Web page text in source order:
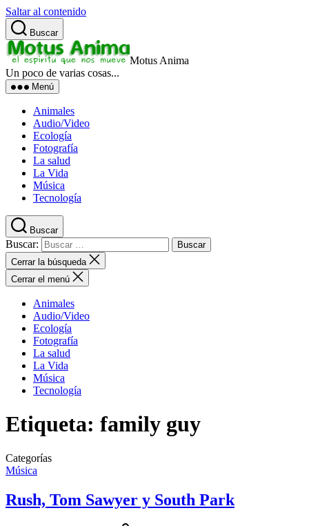
Saltar al contenido
Buscar
Motus Anima
Un poco de varias cosas...
Menú
Animales
Audio/Video
Ecología
Fotografía
La salud
La Vida
Música
Tecnología
Buscar
Buscar:
Cerrar la búsqueda
Cerrar el menú
Animales
Audio/Video
Ecología
Fotografía
La salud
La Vida
Música
Tecnología
Etiqueta: family guy
Categorías
Música
Rush, Tom Sawyer y South Park